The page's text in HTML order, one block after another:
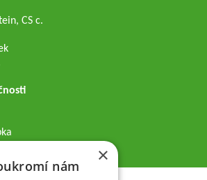
CS c.
×
nám